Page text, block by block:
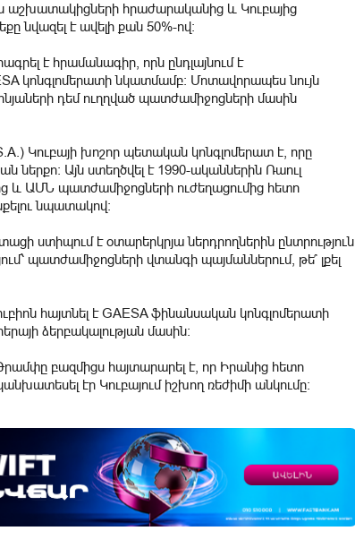
աշխատակիցների հրաժարականից և Կուբայից
նվազել է ավելի քան 50%-ով։
է հրամանագիր, որն ընդլայնում է
կոնգլոմերատի նկատմամբ։ Մոտավորապես նույն
դեմ ուղղված պատժամիջոցների մասին
Կուբայի խոշոր պետական կոնգլոմերատ է, որը
ներքո։ Այն ստեղծվել է 1990-ականներին Ռաուլ
և ԱՄՆ պատժամիջոցների ուժեղացումից հետո
նպատակով։
ստիպում է օտարերկրյա ներդրողներին ընտրություն
պատժամիջոցների վտանգի պայմաններում, թե՞ լքել
հայտնել է GAESA ֆինանսական կոնգլոմերատի
ձերբակալության մասին։
բազմիցս հայտարարել է, որ Իրանից հետո
էր Կուբայում իշխող ռեժիմի անկումը։